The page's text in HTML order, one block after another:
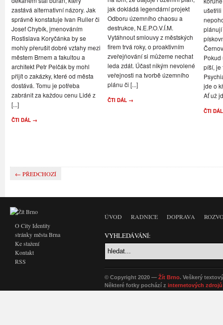
zastává alternativní názory. Jak
správně konstatuje Ivan Ruller či
Josef Chybík, jmenováním
Rostislava Koryčánka by se
mohly přerušit dobré vztahy mezi
městem Brnem a fakultou a
architekt Petr Pelčák by mohl
přijít o zakázky, které od města
dostává. Tomu je potřeba
zabránit za každou cenu Lidé z
[...]
ČTI DÁL →
jak dokládá legendární projekt
Odboru územního chaosu a
destrukce, N.E.P.O.V.Í.M.
Vytáhnout smlouvy z městských
firem trvá roky, o proaktivním
zveřejňování si můžeme nechat
leda zdát. Účast nikým nevolené
veřejnosti na tvorbě územního
plánu či [...]
ČTI DÁL →
ušetřili
Pokud
píší, je
jde o
Ať už
ČTI
← PŘEDCHOZÍ
O City Identity
stránky města Brna
Ke stažení
Kontakt
RSS
ÚVOD RADNICE DOPRAVA
VYHLEDÁVÁNÍ:
© Copyright 2020 — Žít Brno. Veškerý
Některé fotky pochází z internetových